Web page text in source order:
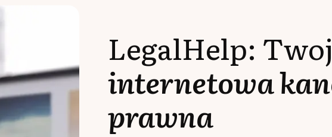
LegalHelp:
internetowa
prawna